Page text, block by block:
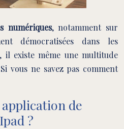
numériques, notamment sur
démocratisées dans les
il existe même une multitude
vous ne savez pas comment
application de
?